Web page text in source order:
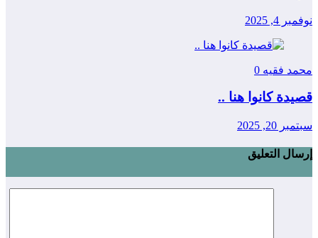
نوفمبر 4, 2025
محمد فقيه 0
قصيدة كانوا هنا ..
سبتمبر 20, 2025
إرسال التعليق